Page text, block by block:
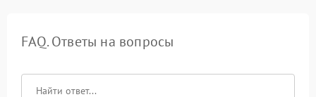
FAQ. Ответы на вопросы